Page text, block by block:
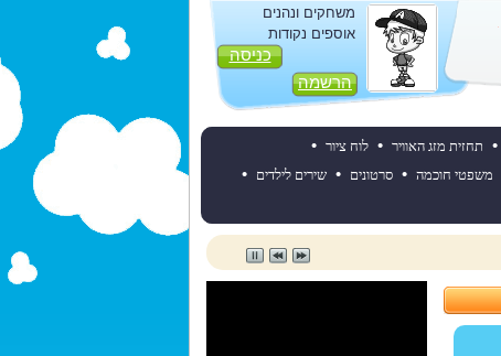
משחקים ונהנים
אוספים נקודות
כניסה
הרשמה
• תחזית מזג האוויר • לוח ציור •
משפטי חוכמה • סרטונים • שירים לילדים •